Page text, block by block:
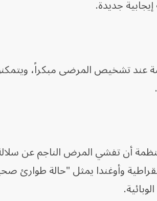
عند تشخيص المرضى مبكراً،
أن تفشي المرض الناجم عن
وأوغندا يمثل "حالة طوارئ